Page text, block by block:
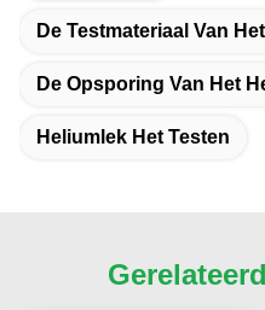
De Testmateriaal Van
De Opsporing Van Het
Heliumlek Het Testen